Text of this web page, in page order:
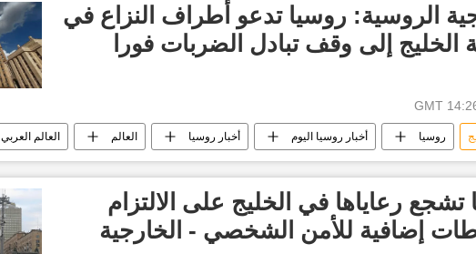
الروسية: روسيا تدعو أطراف النزاع في
الخليج إلى وقف تبادل الضربات فورا
روسيا أخبار روسيا اليوم أخبار روسيا العالم العالم العربي
الولايات المتحدة الأمريكية
تشجع رعاياها في الخليج على الالتزام
إضافية للأمن الشخصي - الخارجية